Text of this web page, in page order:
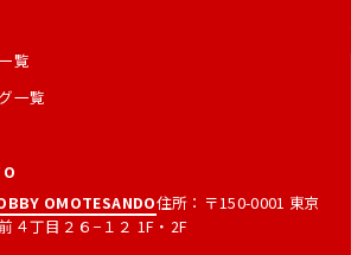
覧
一覧
OMOTESANDO住所：〒150-0001 東京
４丁目２６−１２ 1F・2F